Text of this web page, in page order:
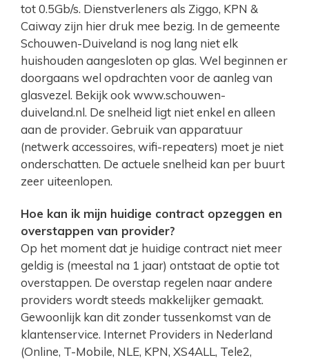
tot 0.5Gb/s. Dienstverleners als Ziggo, KPN &
Caiway zijn hier druk mee bezig. In de gemeente
Schouwen-Duiveland is nog lang niet elk
huishouden aangesloten op glas. Wel beginnen er
doorgaans wel opdrachten voor de aanleg van
glasvezel. Bekijk ook www.schouwen-
duiveland.nl. De snelheid ligt niet enkel en alleen
aan de provider. Gebruik van apparatuur
(netwerk accessoires, wifi-repeaters) moet je niet
onderschatten. De actuele snelheid kan per buurt
zeer uiteenlopen.
Hoe kan ik mijn huidige contract opzeggen en
overstappen van provider?
Op het moment dat je huidige contract niet meer
geldig is (meestal na 1 jaar) ontstaat de optie tot
overstappen. De overstap regelen naar andere
providers wordt steeds makkelijker gemaakt.
Gewoonlijk kan dit zonder tussenkomst van de
klantenservice. Internet Providers in Nederland
(Online, T-Mobile, NLE, KPN, XS4ALL, Tele2,